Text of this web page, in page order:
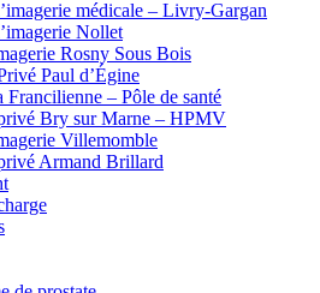
médicale – Livry-Gargan
Nollet
Rosny Sous Bois
Paul d’Égine
Francilienne – Pôle de santé
Bry sur Marne – HPMV
Villemomble
Armand Brillard